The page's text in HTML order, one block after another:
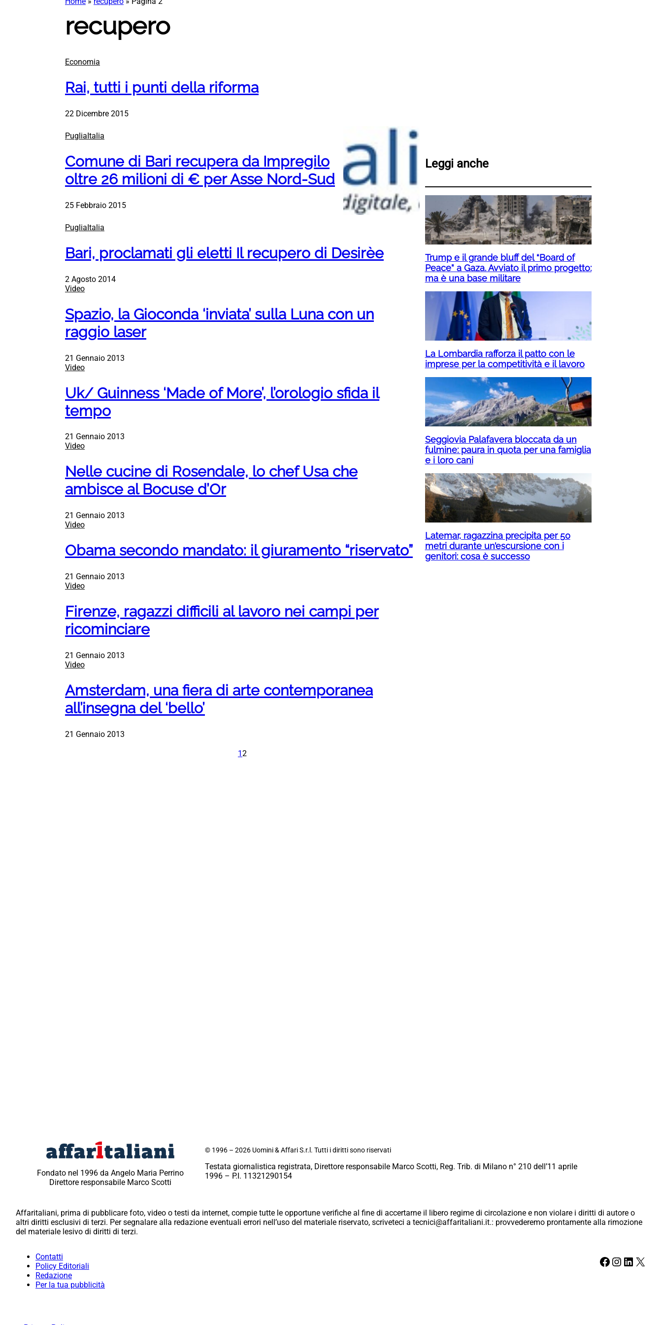
recupero
Economia
Rai, tutti i punti della riforma
22 Dicembre 2015
PugliaItalia
Comune di Bari recupera da Impregilo
oltre 26 milioni di € per Asse Nord-Sud
25 Febbraio 2015
PugliaItalia
Bari, proclamati gli eletti Il recupero di Desirèe
2 Agosto 2014
Video
Spazio, la Gioconda ‘inviata’ sulla Luna con un
raggio laser
21 Gennaio 2013
Video
Uk/ Guinness ‘Made of More’, l’orologio sfida il
tempo
21 Gennaio 2013
Video
Nelle cucine di Rosendale, lo chef Usa che
ambisce al Bocuse d’Or
21 Gennaio 2013
Video
Obama secondo mandato: il giuramento “riservato”
21 Gennaio 2013
Video
Firenze, ragazzi difficili al lavoro nei campi per
ricominciare
21 Gennaio 2013
Video
Amsterdam, una fiera di arte contemporanea
all’insegna del ‘bello’
21 Gennaio 2013
12
Leggi anche
Trump e il grande bluff del “Board of
Peace” a Gaza. Avviato il primo progetto:
ma è una base militare
La Lombardia rafforza il patto con le
imprese per la competitività e il lavoro
Seggiovia Palafavera bloccata da un
fulmine: paura in quota per una famiglia
e i loro cani
Latemar, ragazzina precipita per 50
metri durante un’escursione con i
genitori: cosa è successo
Fondato nel 1996 da Angelo Maria Perrino
Direttore responsabile Marco Scotti
© 1996 – 2026 Uomini & Affari S.r.l. Tutti i diritti sono riservati
Testata giornalistica registrata, Direttore responsabile Marco Scotti, Reg. Trib. di Milano n° 210 dell’11 aprile
1996 – P.I. 11321290154
Affaritaliani, prima di pubblicare foto, video o testi da internet, compie tutte le opportune verifiche al fine di accertarne il libero regime di circolazione e non violare i diritti di autore o
altri diritti esclusivi di terzi. Per segnalare alla redazione eventuali errori nell’uso del materiale riservato, scriveteci a tecnici@affaritaliani.it.: provvederemo prontamente alla rimozione
del materiale lesivo di diritti di terzi.
Contatti
Policy Editoriali
Redazione
Per la tua pubblicità
Facebook Instagram LinkedIn X